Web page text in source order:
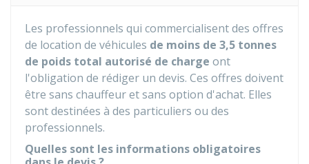
Les professionnels qui commercialisent des offres
de location de véhicules de moins de 3,5 tonnes
de poids total autorisé de charge ont
l'obligation de rédiger un devis. Ces offres doivent
être sans chauffeur et sans option d'achat. Elles
sont destinées à des particuliers ou des
professionnels.
Quelles sont les informations obligatoires